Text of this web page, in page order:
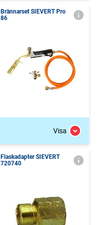
Brännarset SIEVERT Pro
86
Visa
Flaskadapter SIEVERT
720740